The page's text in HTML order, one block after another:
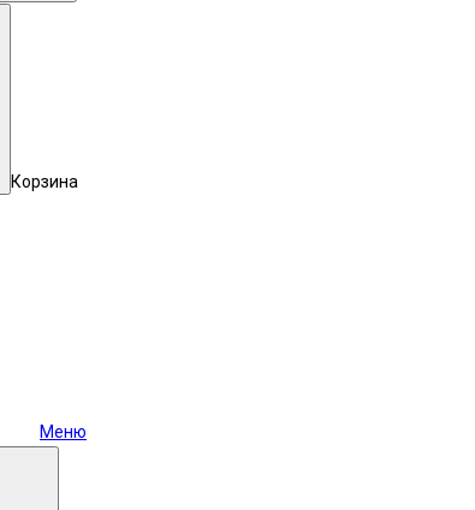
Корзина
Меню